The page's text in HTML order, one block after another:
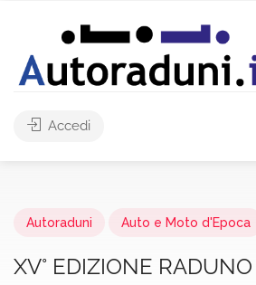
Accedi
Autoraduni Auto e Moto d'Epoca
XV° EDIZIONE